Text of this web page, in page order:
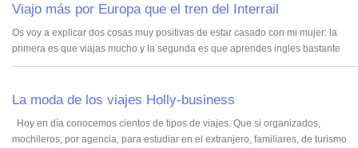
Viajo más por Europa que el tren del Interrail
Os voy a explicar dos cosas muy positivas de estar casado con mi mujer: la
primera es que viajas mucho y la segunda es que aprendes ingles bastante
La moda de los viajes Holly-business
Hoy en día conocemos cientos de tipos de viajes. Que si organizados,
mochileros, por agencia, para estudiar en el extranjero, familiares, de turismo